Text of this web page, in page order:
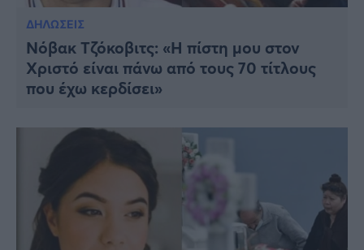
ΔΗΛΩΣΕΙΣ
Νόβακ Τζόκοβιτς: «Η πίστη μου στον
Χριστό είναι πάνω από τους 70 τίτλους
που έχω κερδίσει»